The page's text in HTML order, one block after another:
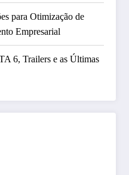
para Otimização de
Empresarial
6, Trailers e as Últimas